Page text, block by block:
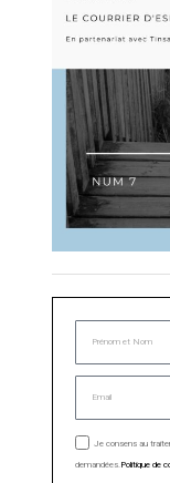
Je consens au
demandées.Politique de